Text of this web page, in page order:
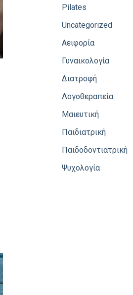
Pilates
Uncategorized
Αειφορία
Γυναικολογία
Διατροφή
Λογοθεραπεία
Μαιευτική
Παιδιατρική
Παιδοδοντιατρική
Ψυχολογία